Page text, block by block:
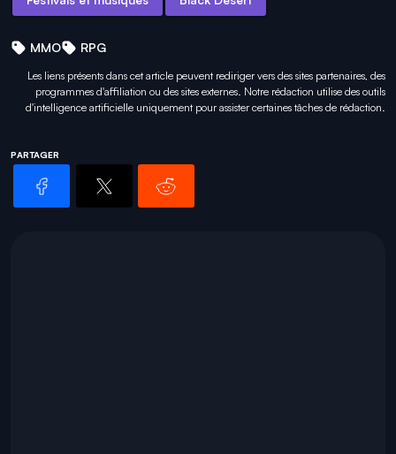
MMO RPG
Les liens présents dans cet article peuvent rediriger vers des sites partenaires, des
programmes d'affiliation ou des sites externes. Notre rédaction utilise des outils
d'intelligence artificielle uniquement pourassister certaines tâches de rédaction.
PARTAGER